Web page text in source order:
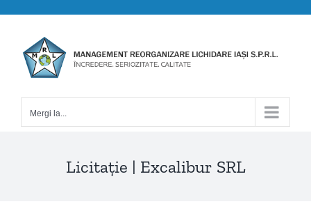
content
Mergi la...
Licitație | Excalibur SRL